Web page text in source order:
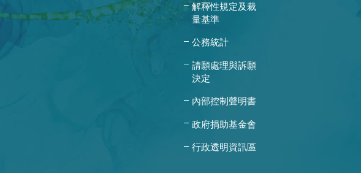
解釋性規定及裁
量基準
公務統計
請願處理與訴願
決定
內部控制聲明書
政府捐助基金會
行政透明資訊區